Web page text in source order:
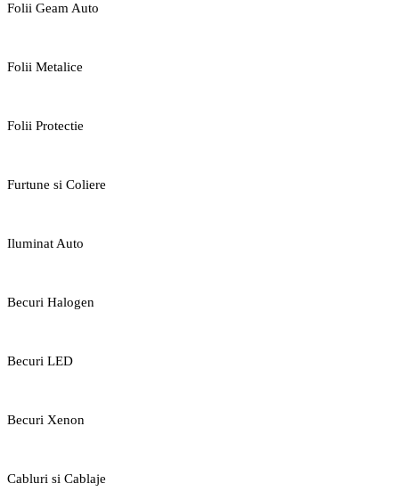
Folii Geam Auto
Folii Metalice
Folii Protectie
Furtune si Coliere
Iluminat Auto
Becuri Halogen
Becuri LED
Becuri Xenon
Cabluri si Cablaje